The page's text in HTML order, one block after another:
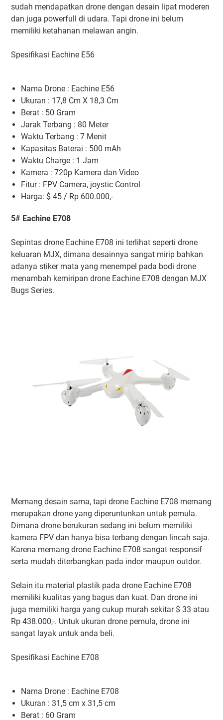
sudah mendapatkan drone dengan desain lipat moderen
dan juga powerfull di udara. Tapi drone ini belum
memiliki ketahanan melawan angin.
Spesifikasi Eachine E56
Nama Drone : Eachine E56
Ukuran : 17,8 Cm X 18,3 Cm
Berat : 50 Gram
Jarak Terbang : 80 Meter
Waktu Terbang : 7 Menit
Kapasitas Baterai : 500 mAh
Waktu Charge : 1 Jam
Kamera : 720p Kamera dan Video
Fitur : FPV Camera, joystic Control
Harga: $ 45 / Rp 600.000,-
5# Eachine E708
Sepintas drone Eachine E708 ini terlihat seperti drone
keluaran MJX, dimana desainnya sangat mirip bahkan
adanya stiker mata yang menempel pada bodi drone
menambah kemiripan drone Eachine E708 dengan MJX
Bugs Series.
Memang desain sama, tapi drone Eachine E708 memang
merupakan drone yang diperuntunkan untuk pemula.
Dimana drone berukuran sedang ini belum memiliki
kamera FPV dan hanya bisa terbang dengan lincah saja.
Karena memang drone Eachine E708 sangat responsif
serta mudah diterbangkan pada indor maupun outdor.
Selain itu material plastik pada drone Eachine E708
memiliki kualitas yang bagus dan kuat. Dan drone ini
juga memiliki harga yang cukup murah sekitar $ 33 atau
Rp 438.000,-. Untuk ukuran drone pemula, drone ini
sangat layak untuk anda beli.
Spesifikasi Eachine E708
Nama Drone : Eachine E708
Ukuran : 31,5 cm x 31,5 cm
Berat : 60 Gram